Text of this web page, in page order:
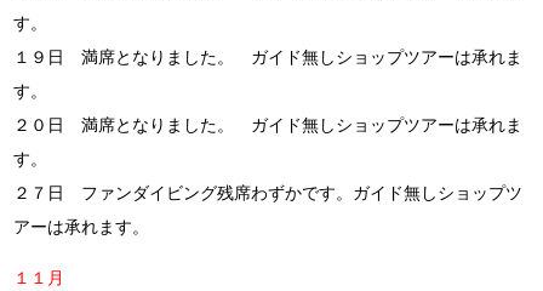
す。
１９日 満席となりました。 ガイド無しショップツアーは承れま
す。
２０日 満席となりました。 ガイド無しショップツアーは承れま
す。
２７日 ファンダイビング残席わずかです。ガイド無しショップツ
アーは承れます。
１１月